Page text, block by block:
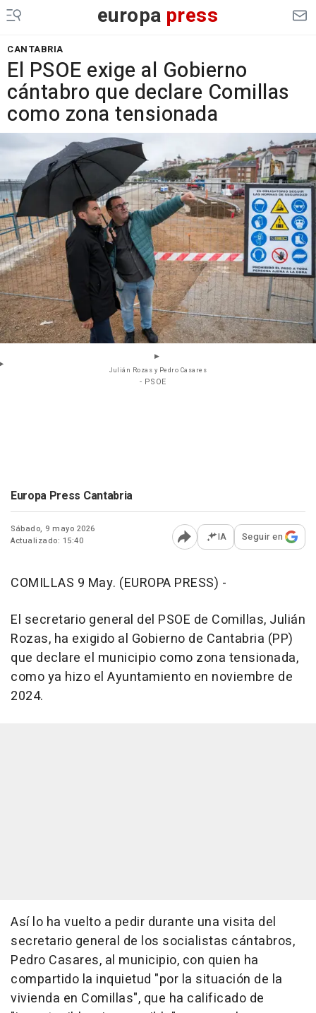
europa press
CANTABRIA
El PSOE exige al Gobierno
cántabro que declare Comillas
como zona tensionada
Julián Rozas y Pedro Casares
- PSOE
Europa Press Cantabria
Sábado, 9 mayo 2026
Actualizado: 15:40
Abrir opciones para
IA Seguir en
COMILLAS 9 May. (EUROPA PRESS) -
El secretario general del PSOE de Comillas, Julián
Rozas, ha exigido al Gobierno de Cantabria (PP)
que declare el municipio como zona tensionada,
como ya hizo el Ayuntamiento en noviembre de
2024.
Así lo ha vuelto a pedir durante una visita del
secretario general de los socialistas cántabros,
Pedro Casares, al municipio, con quien ha
compartido la inquietud "por la situación de la
vivienda en Comillas", que ha calificado de